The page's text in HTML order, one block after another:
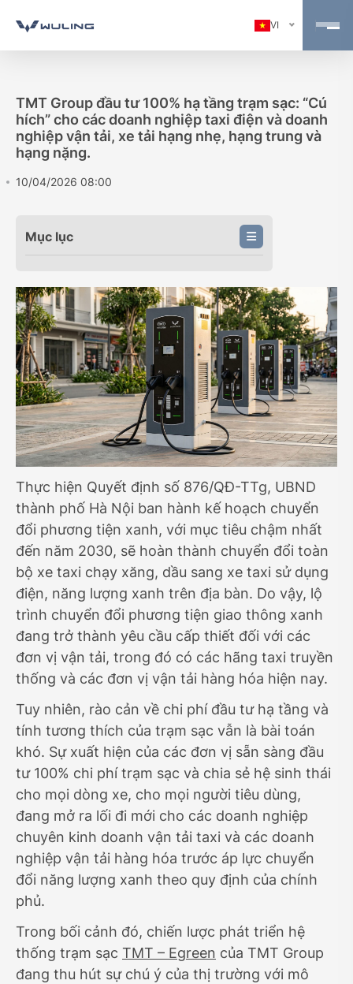
VI
TMT Group đầu tư 100% hạ tầng trạm sạc: “Cú
hích” cho các doanh nghiệp taxi điện và doanh
nghiệp vận tải, xe tải hạng nhẹ, hạng trung và
hạng nặng.
10/04/2026 08:00
Mục lục
Thực hiện Quyết định số 876/QĐ-TTg, UBND
thành phố Hà Nội ban hành kế hoạch chuyển
đổi phương tiện xanh, với mục tiêu chậm nhất
đến năm 2030, sẽ hoàn thành chuyển đổi toàn
bộ xe taxi chạy xăng, dầu sang xe taxi sử dụng
điện, năng lượng xanh trên địa bàn. Do vậy, lộ
trình chuyển đổi phương tiện giao thông xanh
đang trở thành yêu cầu cấp thiết đối với các
đơn vị vận tải, trong đó có các hãng taxi truyền
thống và các đơn vị vận tải hàng hóa hiện nay.
Tuy nhiên, rào cản về chi phí đầu tư hạ tầng và
tính tương thích của trạm sạc vẫn là bài toán
khó. Sự xuất hiện của các đơn vị sẵn sàng đầu
tư 100% chi phí trạm sạc và chia sẻ hệ sinh thái
cho mọi dòng xe, cho mọi người tiêu dùng,
đang mở ra lối đi mới cho các doanh nghiệp
chuyên kinh doanh vận tải taxi và các doanh
nghiệp vận tải hàng hóa trước áp lực chuyển
đổi năng lượng xanh theo quy định của chính
phủ.
Trong bối cảnh đó, chiến lược phát triển hệ
thống trạm sạc TMT – Egreen của TMT Group
đang thu hút sự chú ý của thị trường với mô